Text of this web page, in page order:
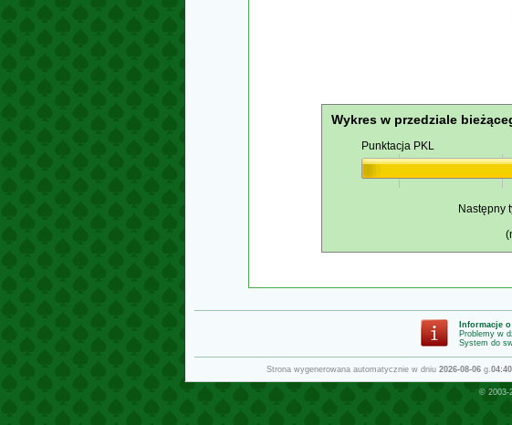
Wykres w przedziale
Punktacja PKL
Następny
Informacje
Problemy w
System do
Strona wygenerowana automatycznie w dniu 2026-08-06 g.
© 2003-